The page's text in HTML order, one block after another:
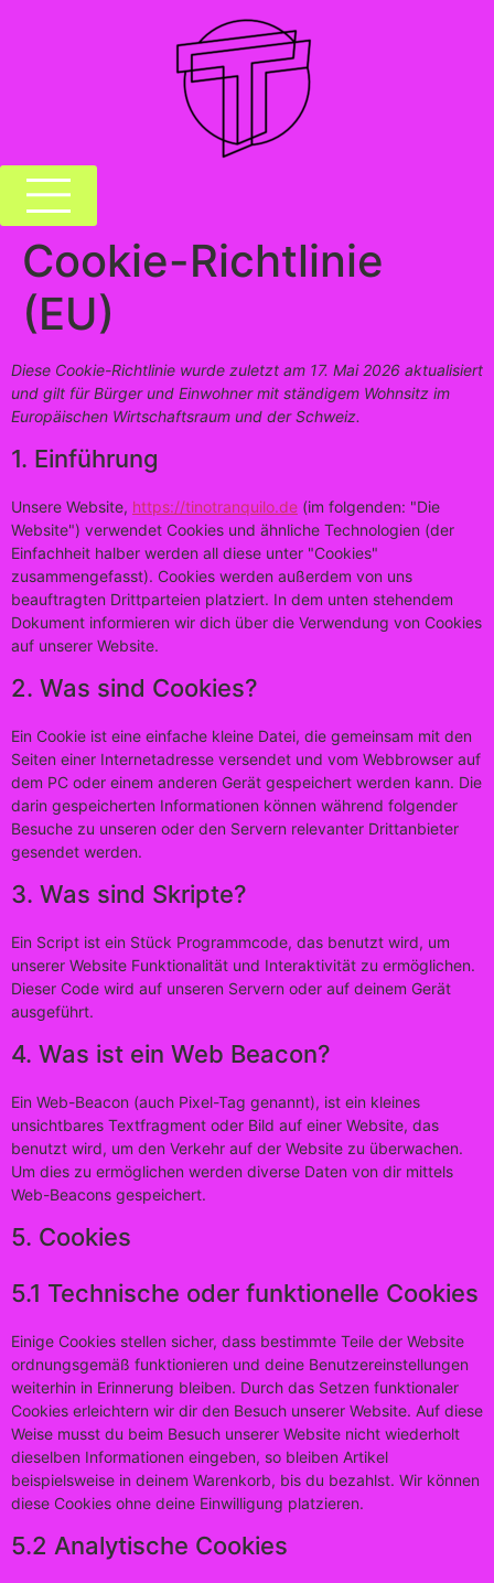
Cookie-Richtlinie
(EU)
Diese Cookie-Richtlinie wurde zuletzt am 17. Mai 2026 aktualisiert
und gilt für Bürger und Einwohner mit ständigem Wohnsitz im
Europäischen Wirtschaftsraum und der Schweiz.
1. Einführung
Unsere Website, https://tinotranquilo.de (im folgenden: "Die
Website") verwendet Cookies und ähnliche Technologien (der
Einfachheit halber werden all diese unter "Cookies"
zusammengefasst). Cookies werden außerdem von uns
beauftragten Drittparteien platziert. In dem unten stehendem
Dokument informieren wir dich über die Verwendung von Cookies
auf unserer Website.
2. Was sind Cookies?
Ein Cookie ist eine einfache kleine Datei, die gemeinsam mit den
Seiten einer Internetadresse versendet und vom Webbrowser auf
dem PC oder einem anderen Gerät gespeichert werden kann. Die
darin gespeicherten Informationen können während folgender
Besuche zu unseren oder den Servern relevanter Drittanbieter
gesendet werden.
3. Was sind Skripte?
Ein Script ist ein Stück Programmcode, das benutzt wird, um
unserer Website Funktionalität und Interaktivität zu ermöglichen.
Dieser Code wird auf unseren Servern oder auf deinem Gerät
ausgeführt.
4. Was ist ein Web Beacon?
Ein Web-Beacon (auch Pixel-Tag genannt), ist ein kleines
unsichtbares Textfragment oder Bild auf einer Website, das
benutzt wird, um den Verkehr auf der Website zu überwachen.
Um dies zu ermöglichen werden diverse Daten von dir mittels
Web-Beacons gespeichert.
5. Cookies
5.1 Technische oder funktionelle Cookies
Einige Cookies stellen sicher, dass bestimmte Teile der Website
ordnungsgemäß funktionieren und deine Benutzereinstellungen
weiterhin in Erinnerung bleiben. Durch das Setzen funktionaler
Cookies erleichtern wir dir den Besuch unserer Website. Auf diese
Weise musst du beim Besuch unserer Website nicht wiederholt
dieselben Informationen eingeben, so bleiben Artikel
beispielsweise in deinem Warenkorb, bis du bezahlst. Wir können
diese Cookies ohne deine Einwilligung platzieren.
5.2 Analytische Cookies